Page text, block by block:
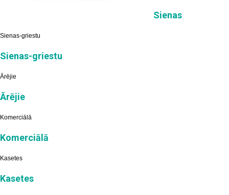
Sienas
Sienas-griestu
Sienas-griestu
Ārējie
Ārējie
Komerciālā
Komerciālā
Kasetes
Kasetes